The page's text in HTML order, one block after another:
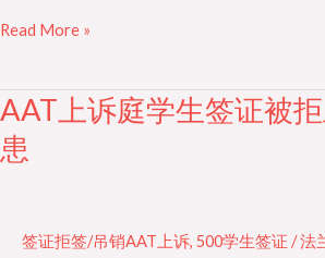
Read More »
AAT上诉庭学生签证被
患
签证拒签/吊销AAT上诉, 500学生签证 /法
AAT
上
诉